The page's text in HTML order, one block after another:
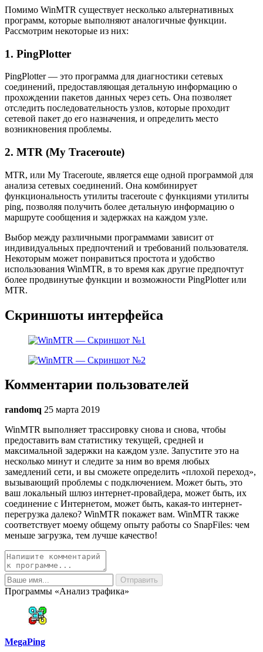
Помимо WinMTR существует несколько альтернативных
программ, которые выполняют аналогичные функции.
Рассмотрим некоторые из них:
1. PingPlotter
PingPlotter — это программа для диагностики сетевых
соединений, предоставляющая детальную информацию о
прохождении пакетов данных через сеть. Она позволяет
отследить последовательность узлов, которые проходит
сетевой пакет до его назначения, и определить место
возникновения проблемы.
2. MTR (My Traceroute)
MTR, или My Traceroute, является еще одной программой для
анализа сетевых соединений. Она комбинирует
функциональность утилиты traceroute с функциями утилиты
ping, позволяя получить более детальную информацию о
маршруте сообщения и задержках на каждом узле.
Выбор между различными программами зависит от
индивидуальных предпочтений и требований пользователя.
Некоторым может понравиться простота и удобство
использования WinMTR, в то время как другие предпочтут
более продвинутые функции и возможности PingPlotter или
MTR.
Скриншоты интерфейса
Комментарии пользователей
randomq 25 марта 2019
WinMTR выполняет трассировку снова и снова, чтобы
предоставить вам статистику текущей, средней и
максимальной задержки на каждом узле. Запустите это на
несколько минут и следите за ним во время любых
замедлений сети, и вы сможете определить «плохой переход»,
вызывающий проблемы с подключением. Может быть, это
ваш локальный шлюз интернет-провайдера, может быть, их
соединение с Интернетом, может быть, какая-то интернет-
перегрузка далеко? WinMTR покажет вам. WinMTR также
соответствует моему общему опыту работы со SnapFiles: чем
меньше загрузка, тем лучше качество!
Программы «Анализ трафика»
MegaPing